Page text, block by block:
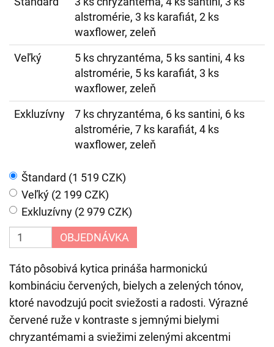
alstromérie, 3 ks karafiát, 2 ks
waxflower, zeleň
Veľký
5 ks chryzantéma, 5 ks santini, 4 ks
alstromérie, 5 ks karafiát, 3 ks
waxflower, zeleň
Exkluzívny
7 ks chryzantéma, 6 ks santini, 6 ks
alstromérie, 7 ks karafiát, 4 ks
waxflower, zeleň
Štandard (1 519 CZK)
Veľký (2 199 CZK)
Exkluzívny (2 979 CZK)
OBJEDNÁVKA
Táto pôsobivá kytica prináša harmonickú
kombináciu červených, bielych a zelených tónov,
ktoré navodzujú pocit sviežosti a radosti. Výrazné
červené ruže v kontraste s jemnými bielymi
chryzantémami a sviežimi zelenými akcentmi